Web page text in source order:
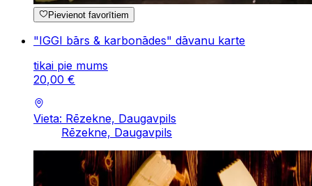
Pievienot favorītiem
"IGGI bārs & karbonādes" dāvanu karte
tikai pie mums
20,00 €
Vieta: Rēzekne, Daugavpils
Rēzekne, Daugavpils